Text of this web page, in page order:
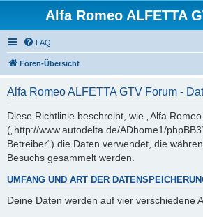
Alfa Romeo ALFETTA
FAQ
Foren-Übersicht
Alfa Romeo ALFETTA GTV Forum -
Diese Richtlinie beschreibt, wie „Alfa
(„http://www.autodelta.de/ADhome1/
Betreiber“) die Daten verwendet, die
Besuchs gesammelt werden.
UMFANG UND ART DER
Deine Daten werden auf vier verschiedene